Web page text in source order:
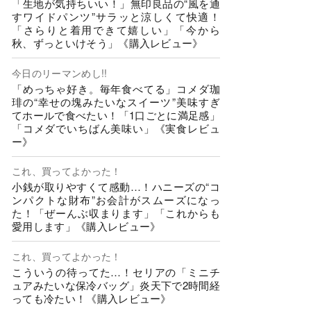
「生地が気持ちいい！」無印良品の“風を通
すワイドパンツ”サラッと涼しくて快適！
「さらりと着用できて嬉しい」「今から
秋、ずっといけそう」《購入レビュー》
今日のリーマンめし!!
「めっちゃ好き。毎年食べてる」コメダ珈
琲の“幸せの塊みたいなスイーツ”美味すぎ
てホールで食べたい！「1口ごとに満足感」
「コメダでいちばん美味い」《実食レビュ
ー》
これ、買ってよかった！
小銭が取りやすくて感動…！ハニーズの“コ
ンパクトな財布”お会計がスムーズになっ
た！「ぜーんぶ収まります」「これからも
愛用します」《購入レビュー》
これ、買ってよかった！
こういうの待ってた…！セリアの「ミニチ
ュアみたいな保冷バッグ」炎天下で2時間経
っても冷たい！《購入レビュー》